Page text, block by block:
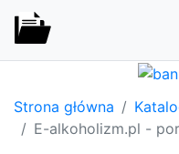
Strona główna
E-alkoholizm.pl -